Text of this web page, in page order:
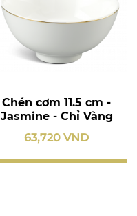
Chén cơm 11.5 cm -
Jasmine - Chỉ Vàng
63,720 VND